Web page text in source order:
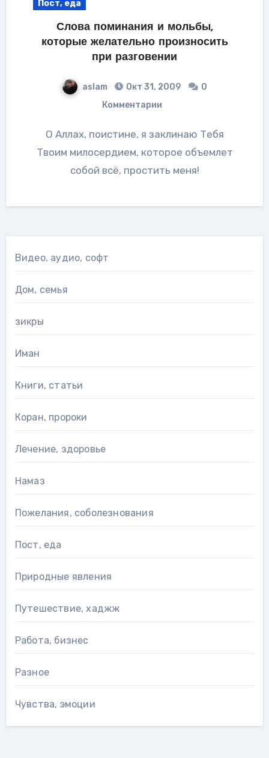
Пост, еда
Слова поминания и мольбы,
которые желательно произносить
при разговении
aslam Окт 31, 2009
0
Комментарии
О Аллах, поистине, я заклинаю Тебя
Твоим милосердием, которое объемлет
собой всё, простить меня!
Видео, аудио, софт
Дом, семья
зикры
Иман
Книги, статьи
Коран, пророки
Лечение, здоровье
Намаз
Пожелания, соболезнования
Пост, еда
Природные явления
Путешествие, хаджж
Работа, бизнес
Разное
Чувства, эмоции